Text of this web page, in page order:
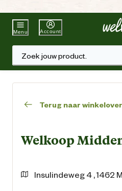
Beste
Menu Account
Zoek jouw product.
Terug naar
Welkoop
Insulindeweg 4 ,1462